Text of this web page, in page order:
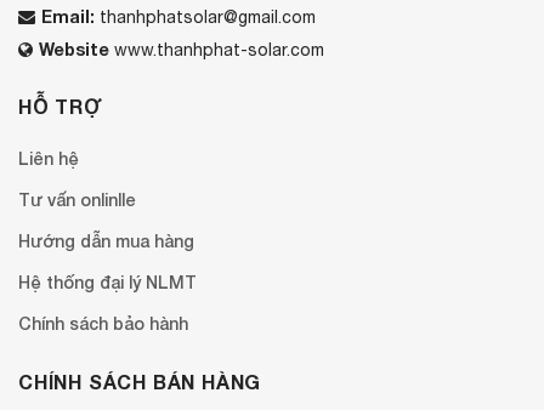
Email: thanhphatsolar@gmail.com
Website www.thanhphat-solar.com
HỖ TRỢ
Liên hệ
Tư vấn onlinlle
Hướng dẫn mua hàng
Hệ thống đại lý NLMT
Chính sách bảo hành
CHÍNH SÁCH BÁN HÀNG